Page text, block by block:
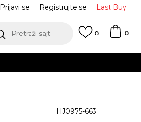
Last Buy
Prijavi se Registrujte se
Pretraži sajt 0
0
HJ0975-663